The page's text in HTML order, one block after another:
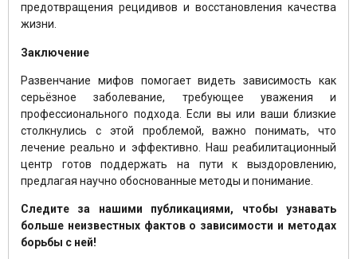
предотвращения рецидивов и восстановления качества
жизни.
Заключение
Развенчание мифов помогает видеть зависимость как
серьёзное заболевание, требующее уважения и
профессионального подхода. Если вы или ваши близкие
столкнулись с этой проблемой, важно понимать, что
лечение реально и эффективно. Наш реабилитационный
центр готов поддержать на пути к выздоровлению,
предлагая научно обоснованные методы и понимание.
Следите за нашими публикациями, чтобы узнавать
больше неизвестных фактов о зависимости и методах
борьбы с ней!